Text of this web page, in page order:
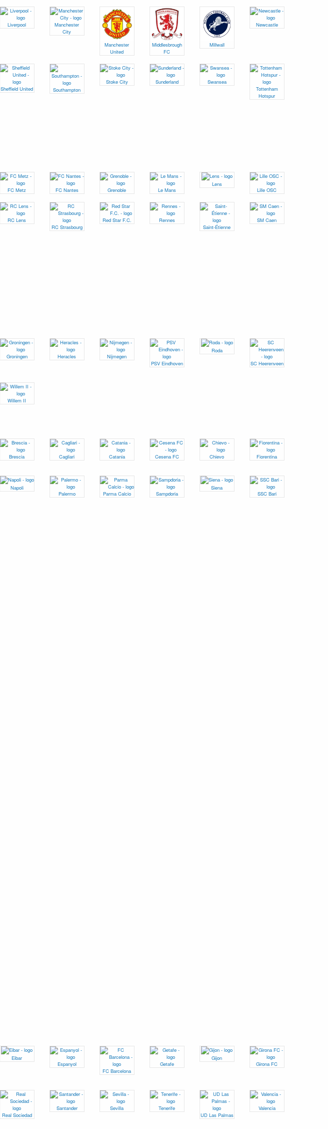
Liverpool
Manchester
City
Manchester
United
Middlesbrough
FC
Millwall
Newcastle
Sheffield United
Southampton
Stoke City Sunderland
Swansea
Tottenham
Hotspur
FC Metz FC Nantes Grenoble Le Mans
Lens
Lille OSC
RC Lens
RC Strasbourg
Red Star F.C.
Rennes
Saint-Étienne
SM Caen
Groningen Heracles
Nijmegen
PSV Eindhoven
Roda
SC Heerenveen
Willem II
Brescia Cagliari Catania Cesena FC Chievo Fiorentina
Napoli
Palermo
Parma Calcio Sampdoria
Siena
SSC Bari
Eibar
Espanyol
FC Barcelona
Getafe
Gijon
Girona FC
Real Sociedad
Santander Sevilla
Tenerife
UD Las Palmas
Valencia